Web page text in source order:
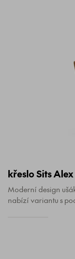
křeslo Sits Alex
Moderní design
nabízí variantu s